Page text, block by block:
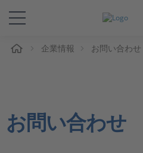
ソリューションと製品
動画
企業情報 お問い合わせ
お問い合わせ